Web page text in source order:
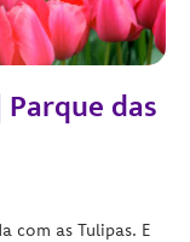
das
com as Tulipas. E